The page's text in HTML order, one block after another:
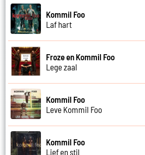
Kommil Foo
Laf hart
Froze en Kommil Foo
Lege zaal
Kommil Foo
Leve Kommil Foo
Kommil Foo
Lief en stil